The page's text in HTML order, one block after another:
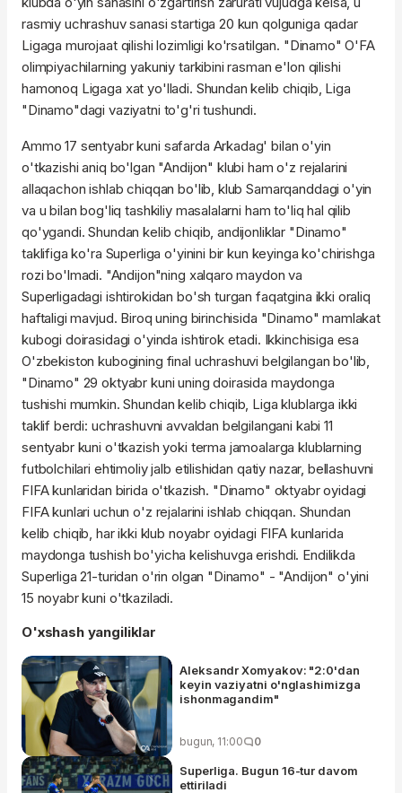
rasmiy uchrashuv sanasi startiga 20 kun qolguniga qadar
Ligaga murojaat qilishi lozimligi ko'rsatilgan. "Dinamo" O'FA
olimpiyachilarning yakuniy tarkibini rasman e'lon qilishi
hamonoq Ligaga xat yo'lladi. Shundan kelib chiqib, Liga
"Dinamo"dagi vaziyatni to'g'ri tushundi.
Ammo 17 sentyabr kuni safarda Arkadag' bilan o'yin
o'tkazishi aniq bo'lgan "Andijon" klubi ham o'z rejalarini
allaqachon ishlab chiqqan bo'lib, klub Samarqanddagi o'yin
va u bilan bog'liq tashkiliy masalalarni ham to'liq hal qilib
qo'ygandi. Shundan kelib chiqib, andijonliklar "Dinamo"
taklifiga ko'ra Superliga o'yinini bir kun keyinga ko'chirishga
rozi bo'lmadi. "Andijon"ning xalqaro maydon va
Superligadagi ishtirokidan bo'sh turgan faqatgina ikki oraliq
haftaligi mavjud. Biroq uning birinchisida "Dinamo" mamlakat
kubogi doirasidagi o'yinda ishtirok etadi. Ikkinchisiga esa
O'zbekiston kubogining final uchrashuvi belgilangan bo'lib,
"Dinamo" 29 oktyabr kuni uning doirasida maydonga
tushishi mumkin. Shundan kelib chiqib, Liga klublarga ikki
taklif berdi: uchrashuvni avvaldan belgilangani kabi 11
sentyabr kuni o'tkazish yoki terma jamoalarga klublarning
futbolchilari ehtimoliy jalb etilishidan qatiy nazar, bellashuvni
FIFA kunlaridan birida o'tkazish. "Dinamo" oktyabr oyidagi
FIFA kunlari uchun o'z rejalarini ishlab chiqqan. Shundan
kelib chiqib, har ikki klub noyabr oyidagi FIFA kunlarida
maydonga tushish bo'yicha kelishuvga erishdi. Endilikda
Superliga 21-turidan o'rin olgan "Dinamo" - "Andijon" o'yini
15 noyabr kuni o'tkaziladi.
O'xshash yangiliklar
Aleksandr Xomyakov: "2:0'dan
keyin vaziyatni o'nglashimizga
ishonmagandim"
bugun, 11:00 0
Superliga. Bugun 16-tur davom
ettiriladi